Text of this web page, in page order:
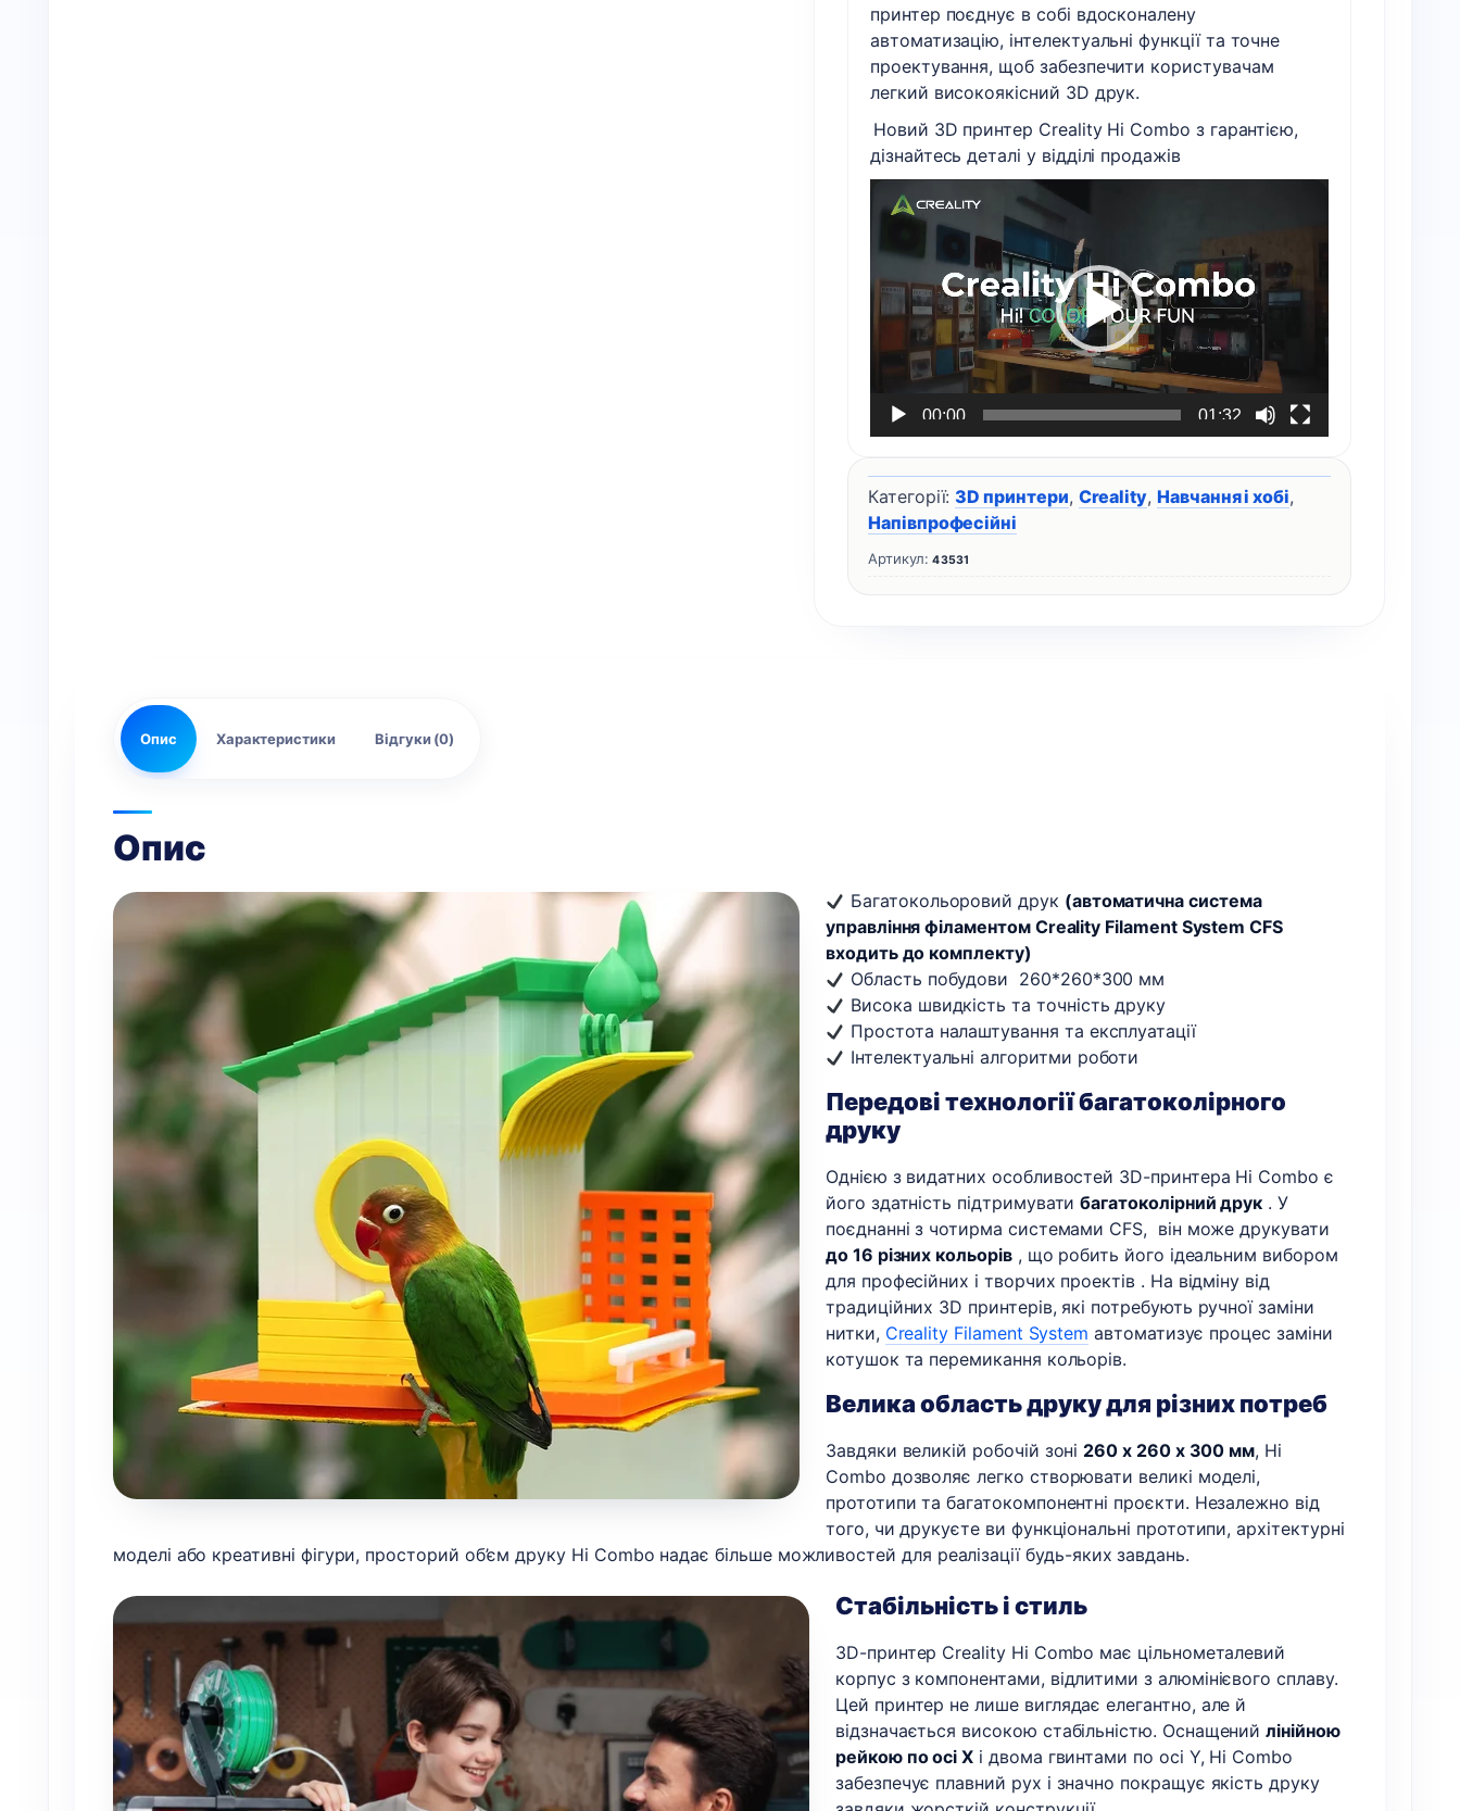
принтер поєднує в собі вдосконалену
автоматизацію, інтелектуальні функції та точне
проектування, щоб забезпечити користувачам
легкий високоякісний 3D друк.
Новий 3D принтер Creality Hi Combo з гарантією,
дізнайтесь деталі у відділі продажів
Відеопрогравач
00:00 01:32
Артикул:43531
Категорії: 3D принтери, Creality, Навчання і хобі,
Напівпрофесійні
Опис Характеристики Відгуки (0)
Опис
Багатокольоровий друк (автоматична система
управління філаментом Creality Filament System CFS
входить до комплекту)
Область побудови 260*260*300 мм
Висока швидкість та точність друку
Простота налаштування та експлуатації
Інтелектуальні алгоритми роботи
Передові технології багатоколірного
друку
Однією з видатних особливостей 3D-принтера Hi Combo є
його здатність підтримуватибагатоколірний друк . У
поєднанні з чотирма системами CFS, він може друкувати
до 16 різних кольорів, що робить його ідеальним вибором
для професійних і творчих проектів . На відміну від
традиційних 3D принтерів, які потребують ручної заміни
нитки, Creality Filament System автоматизує процес заміни
котушок та перемикання кольорів.
Велика область друку для різних потреб
Завдяки великій робочій зоні 260 x 260 x 300 мм, Hi
Combo дозволяє легко створювати великі моделі,
прототипи та багатокомпонентні проєкти. Незалежно від
того, чи друкуєте ви функціональні прототипи, архітектурні
моделі або креативні фігури, просторий об’єм друку Hi Combo надає більше можливостей для реалізації будь-яких завдань.
Стабільність і стиль
3D-принтер Creality Hi Combo має цільнометалевий
корпус з компонентами, відлитими з алюмінієвого сплаву.
Цей принтер не лише виглядає елегантно, але й
відзначається високою стабільністю. Оснащенийлінійною
рейкою по осі X і двома гвинтами по осі Y, Hi Combo
забезпечує плавний рух і значно покращує якість друку